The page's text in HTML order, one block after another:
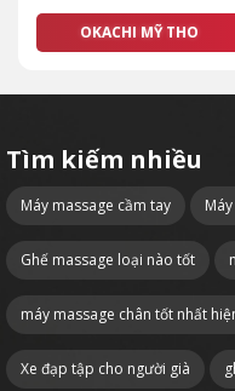
OKACHI MỸ THO
Tìm kiếm nhiều
Máy massage cầm tay
Ghế massage loại nào tốt
máy massage chân tốt nhất
Xe đạp tập cho người già